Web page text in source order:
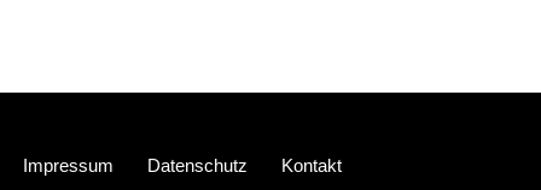
Impressum Datenschutz Kontakt